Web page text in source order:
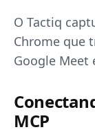
O Tactiq
Chrome que
Google Meet
MCP